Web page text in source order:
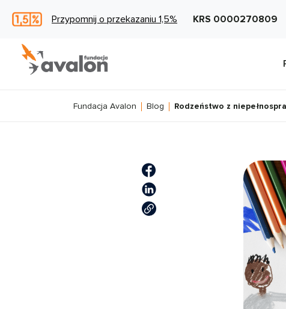
Przypomnij o przekazaniu 1,5% KRS 0000270809
Fundacja Avalon Blog Rodzeństwo z